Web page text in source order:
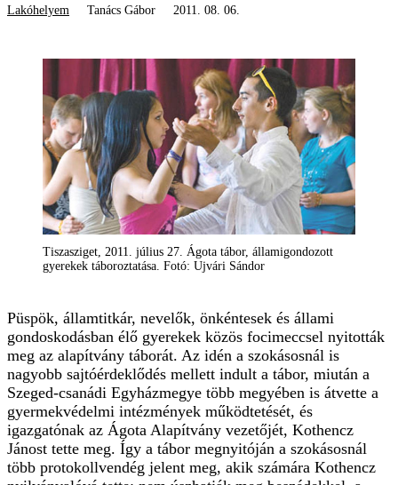
Lakóhelyem Tanács Gábor 2011. 08. 06.
Tiszasziget, 2011. július 27. Ágota tábor, államigondozott
gyerekek táboroztatása. Fotó: Ujvári Sándor
Püspök, államtitkár, nevelők, önkéntesek és állami
gondoskodásban élő gyerekek közös focimeccsel nyitották
meg az alapítvány táborát. Az idén a szokásosnál is
nagyobb sajtóérdeklődés mellett indult a tábor, miután a
Szeged-csanádi Egyházmegye több megyében is átvette a
gyermekvédelmi intézmények működtetését, és
igazgatónak az Ágota Alapítvány vezetőjét, Kothencz
Jánost tette meg. Így a tábor megnyitóján a szokásosnál
több protokollvendég jelent meg, akik számára Kothencz